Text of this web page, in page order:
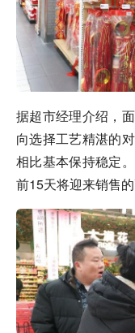
据超市经理介绍，
向选择工艺精湛的
相比基本保持稳定
前15天将迎来销售的